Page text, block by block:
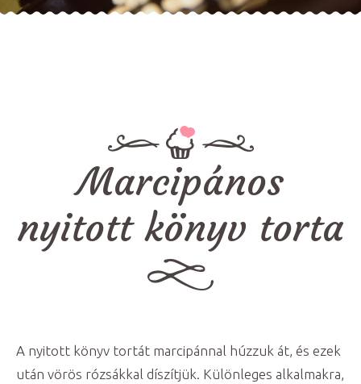
Marcipános
nyitott könyv torta
A nyitott könyv tortát marcipánnal húzzuk át, és ezek
után vörös rózsákkal díszítjük. Különleges alkalmakra,